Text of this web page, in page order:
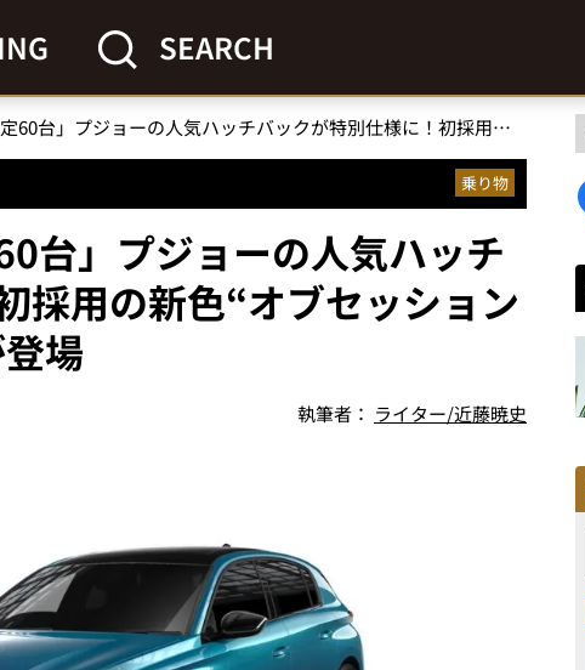
SEARCH
「価格にも注目の限定60台」プジョーの人気ハッチバックが特別仕様に！初採用の新色“オブセッションブルー”を纏った308が登場
乗り物
台」プジョーの人気ハッチ
採用の新色“オブセッション
場
執筆者： ライター/近藤暁史